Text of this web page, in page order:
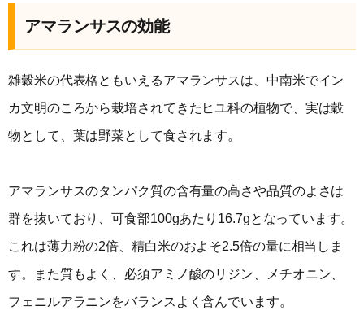
アマランサスの効能
雑穀米の代表格ともいえるアマランサスは、中南米でイン
カ文明のころから栽培されてきたヒユ科の植物で、実は穀
物として、葉は野菜として食されます。
アマランサスのタンパク質の含有量の高さや品質のよさは
群を抜いており、可食部100gあたり16.7gとなっています。
これは薄力粉の2倍、精白米のおよそ2.5倍の量に相当しま
す。また質もよく、必須アミノ酸のリジン、メチオニン、
フェニルアラニンをバランスよく含んでいます。